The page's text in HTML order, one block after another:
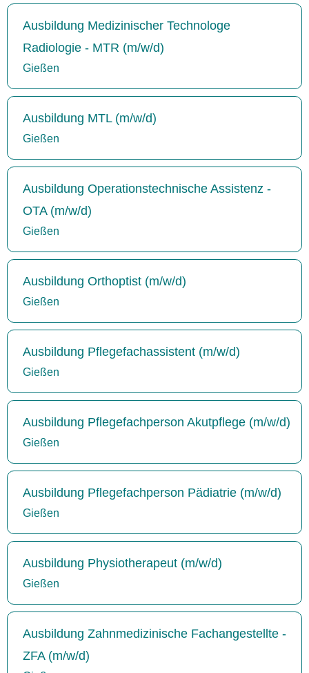
Ausbildung Medizinischer Technologe
Radiologie - MTR (m/w/d)
Gießen
Ausbildung MTL (m/w/d)
Gießen
Ausbildung Operationstechnische Assistenz -
OTA (m/w/d)
Gießen
Ausbildung Orthoptist (m/w/d)
Gießen
Ausbildung Pflegefachassistent (m/w/d)
Gießen
Ausbildung Pflegefachperson Akutpflege (m/w/d)
Gießen
Ausbildung Pflegefachperson Pädiatrie (m/w/d)
Gießen
Ausbildung Physiotherapeut (m/w/d)
Gießen
Ausbildung Zahnmedizinische Fachangestellte -
ZFA (m/w/d)